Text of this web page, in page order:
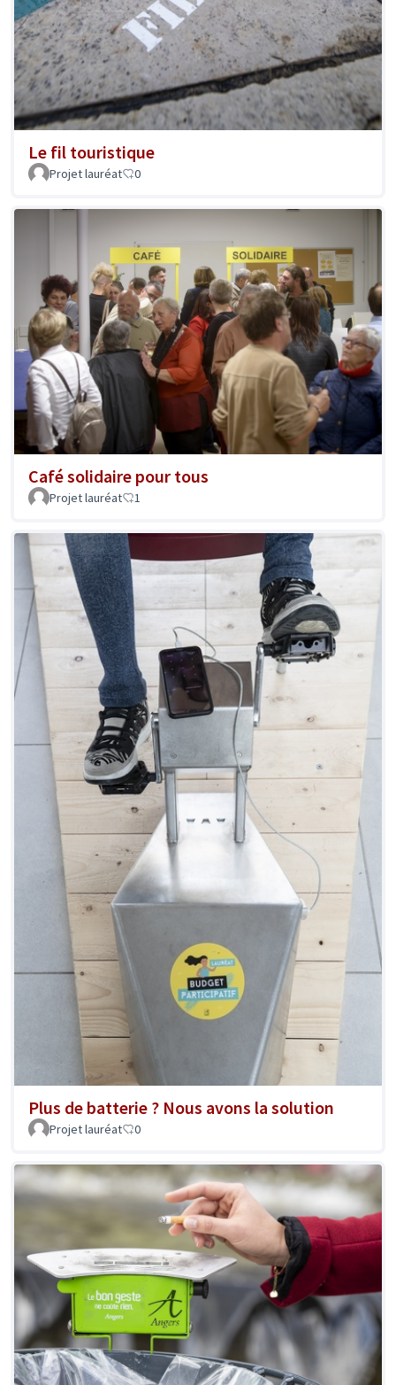
Le fil touristique
Projet lauréat 0
Café solidaire pour tous
Projet lauréat 1
Plus de batterie ? Nous avons la solution
Projet lauréat 0